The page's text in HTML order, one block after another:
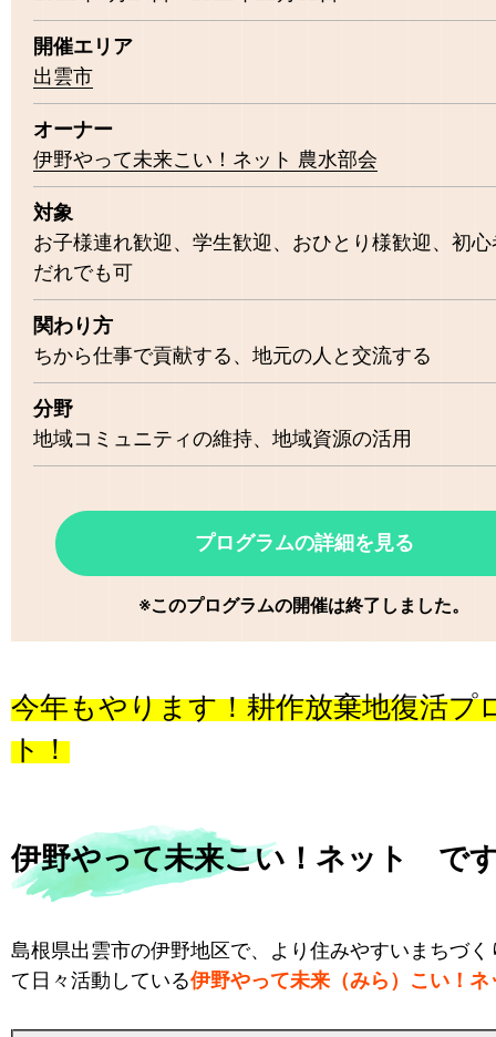
開催エリア
出雲市
オーナー
伊野やって未来こい！ネット 農水部会
対象
お子様連れ歓迎
学生歓迎 おひとり様歓迎
初心
だれでも可
関わり方
ちから仕事で貢献する
地元の人と交流する
分野
地域コミュニティの維持
地域資源の活用
プログラムの詳細を見る
※このプログラムの開催は終了しました。
今年もやります！耕作放棄地復活プ
ト！
伊野やって未来こい！ネット で
島根県出雲市の伊野地区で、より住みやすいまちづく
て日々活動している伊野やって未来（みら）こい！ネ